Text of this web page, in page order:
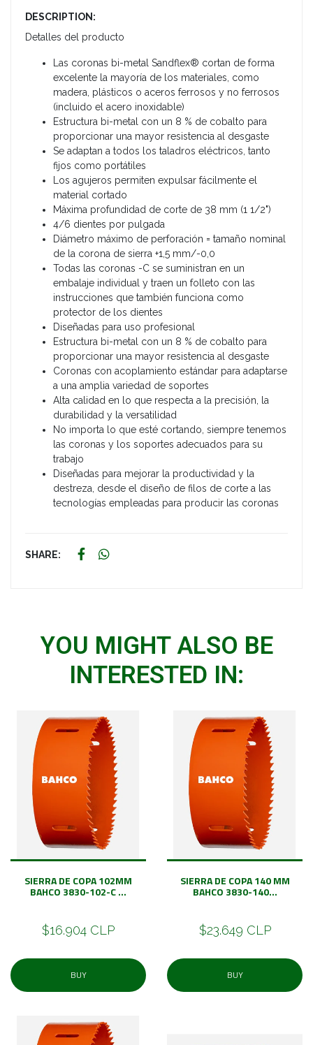
DESCRIPTION:
Detalles del producto
Las coronas bi-metal Sandflex® cortan de forma
excelente la mayoría de los materiales, como
madera, plásticos o aceros ferrosos y no ferrosos
(incluido el acero inoxidable)
Estructura bi-metal con un 8 % de cobalto para
proporcionar una mayor resistencia al desgaste
Se adaptan a todos los taladros eléctricos, tanto
fijos como portátiles
Los agujeros permiten expulsar fácilmente el
material cortado
Máxima profundidad de corte de 38 mm (1 1/2")
4/6 dientes por pulgada
Diámetro máximo de perforación = tamaño nominal
de la corona de sierra +1,5 mm/-0,0
Todas las coronas -C se suministran en un
embalaje individual y traen un folleto con las
instrucciones que también funciona como
protector de los dientes
Diseñadas para uso profesional
Estructura bi-metal con un 8 % de cobalto para
proporcionar una mayor resistencia al desgaste
Coronas con acoplamiento estándar para adaptarse
a una amplia variedad de soportes
Alta calidad en lo que respecta a la precisión, la
durabilidad y la versatilidad
No importa lo que esté cortando, siempre tenemos
las coronas y los soportes adecuados para su
trabajo
Diseñadas para mejorar la productividad y la
destreza, desde el diseño de filos de corte a las
tecnologías empleadas para producir las coronas
SHARE:
YOU MIGHT ALSO BE
INTERESTED IN:
SIERRA DE COPA 102MM
BAHCO 3830-102-C ...
$16.904 CLP
BUY
SIERRA DE COPA 140 MM
BAHCO 3830-140...
$23.649 CLP
BUY